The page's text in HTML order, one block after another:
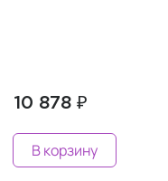
10 878 ₽
В корзину